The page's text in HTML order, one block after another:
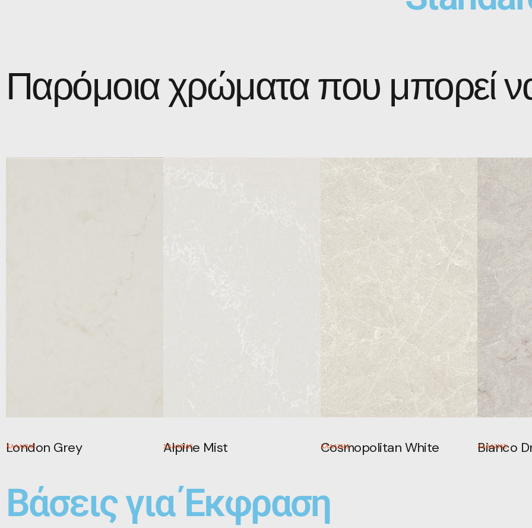
Παρόμοια χρώματα που μπορεί
London Grey
ΧΑΛΑΖΙΑΣ Alpine Mist
ΧΑΛΑΖΙΑΣ Cosmopolitan White
ΧΑΛΑΖΙΑΣ Bianco
ΧΑΛΑΖΙΑΣ
Βάσεις για Έκφραση